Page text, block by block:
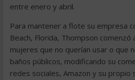
entre enero y abril.
Para mantener a flote su empresa
Beach, Florida, Thompson comenzó
mujeres que no querían usar o que
baños públicos, modificando su
redes sociales, Amazon y su propio